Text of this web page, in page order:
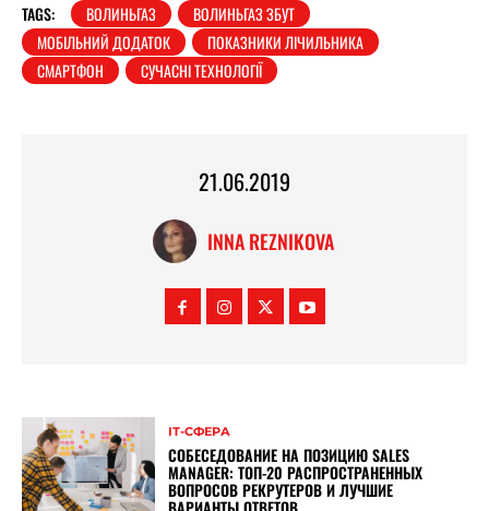
TAGS: ВОЛИНЬГАЗ
ВОЛИНЬГАЗ ЗБУТ
МОБІЛЬНИЙ ДОДАТОК
ПОКАЗНИКИ ЛІЧИЛЬНИКА
СМАРТФОН
СУЧАСНІ ТЕХНОЛОГІЇ
21.06.2019
INNA REZNIKOVA
ІТ-СФЕРА
СОБЕСЕДОВАНИЕ НА ПОЗИЦИЮ SALES
MANAGER: ТОП-20 РАСПРОСТРАНЕННЫХ
ВОПРОСОВ РЕКРУТЕРОВ И ЛУЧШИЕ